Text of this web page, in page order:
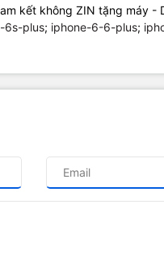
kết không ZIN tặng máy -
6s-plus; iphone-6-6-plus;